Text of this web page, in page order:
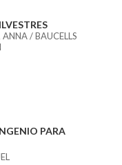
ANNA / BAUCELLS
PARA